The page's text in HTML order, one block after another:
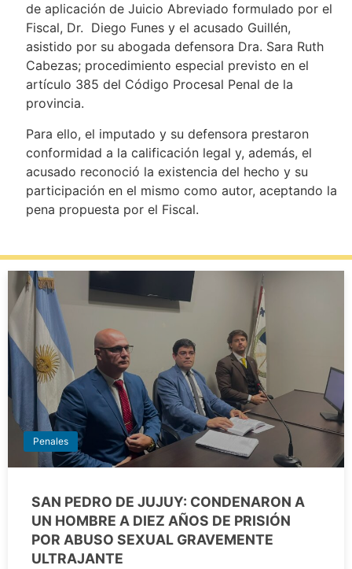
de aplicación de Juicio Abreviado formulado por el
Fiscal, Dr. Diego Funes y el acusado Guillén,
asistido por su abogada defensora Dra. Sara Ruth
Cabezas; procedimiento especial previsto en el
artículo 385 del Código Procesal Penal de la
provincia.
Para ello, el imputado y su defensora prestaron
conformidad a la calificación legal y, además, el
acusado reconoció la existencia del hecho y su
participación en el mismo como autor, aceptando la
pena propuesta por el Fiscal.
Penales
SAN PEDRO DE JUJUY: CONDENARON A
UN HOMBRE A DIEZ AÑOS DE PRISIÓN
POR ABUSO SEXUAL GRAVEMENTE
ULTRAJANTE